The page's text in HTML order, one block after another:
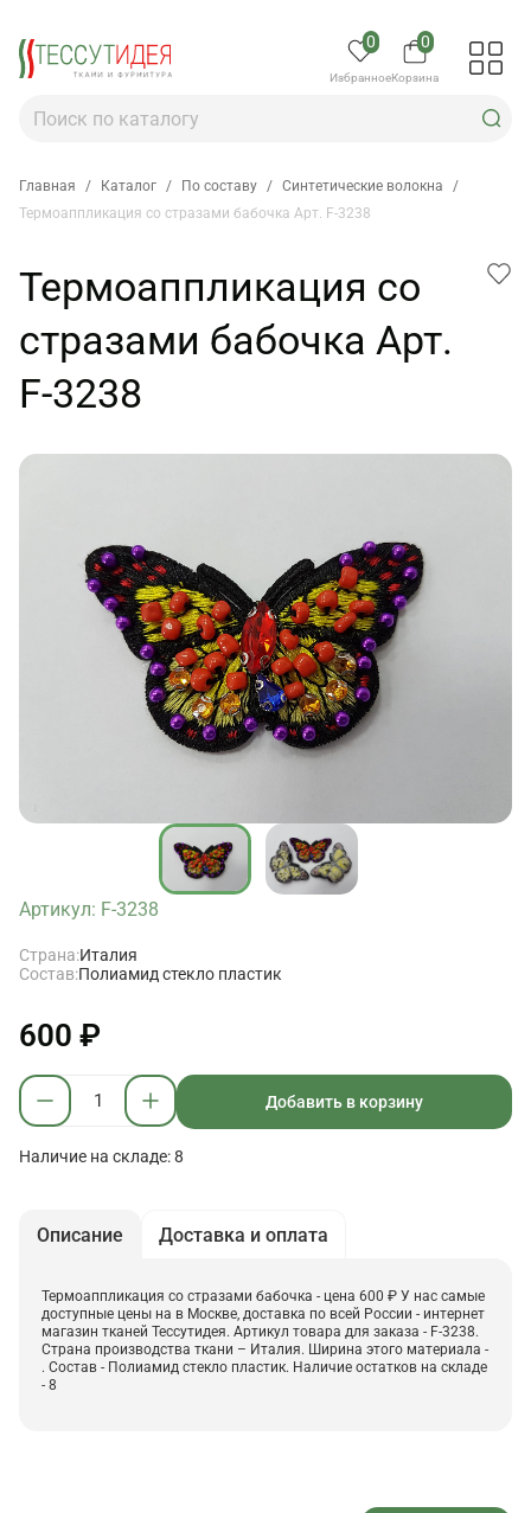
0
Избранное
0
Корзина
Главная / Каталог / По составу / Синтетические волокна
/
Термоаппликация со стразами бабочка Арт. F-3238
Термоаппликация со
стразами бабочка Арт.
F-3238
Артикул: F-3238
Страна:Италия
Состав:Полиамид стекло пластик
600 ₽
Добавить в корзину
Наличие на складе: 8
Описание Доставка и оплата
Термоаппликация со стразами бабочка - цена 600 ₽ У нас самые
доступные цены на в Москве, доставка по всей России - интернет
магазин тканей Тессутидея. Артикул товара для заказа - F-3238.
Страна производства ткани – Италия. Ширина этого материала -
. Состав - Полиамид стекло пластик. Наличие остатков на складе
- 8